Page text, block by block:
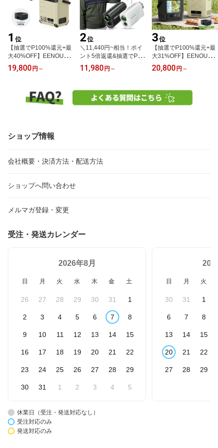
1 位
【抽選でP100%還元+最
大40%OFF】EENOUR
イーノウ ポータブル冷蔵
庫 バッテリー内蔵可能 1
小型冷凍庫 車載ミニ冷蔵
庫 クーラーボックス 冷
01
19,800円 ～
2位
＼11,440円~相当！ポイ
ント5倍返還&抽選でP10
0%還元／ランキング1位
最小最軽量最速 EENOU
ー距離計 3点間測定 U80
0+/U1000PRO+ ゴルフ
レーザー距離計 0.04秒台
11,980円 ～
3位
【抽選でP100%還元+最
大31%OFF】EENOUR
ポータブル冷蔵庫 20L 冷
凍冷蔵対応 バッテリー内
一人暮らし冷凍冷蔵庫 小
型冷凍庫 車載 冷蔵庫 ク
ーラーボックス 冷蔵庫
20,800円 ～
ショップ情報
会社概要・決済方法・配送方法
ショップへ問い合わせ
メルマガ登録・変更
受注・発送カレンダー
2026年8月
日 月 火 水 木 金 土
26 27 28 29 30 31 1
2 3 4 5 6 7 8
9 10 11 12 13 14 15
16 17 18 19 20 21 22
23 24 25 26 27 28 29
30 31 1 2 3 4 5
日 月 火
30 31 1
6 7 8
13 14 15
20 21 22
27 28 29
休業日（受注・発送対応なし）
受注対応のみ
発送対応のみ